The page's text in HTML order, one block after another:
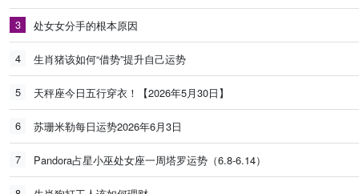
3 处女女分手的根本原因
4 生肖猪该如何“借势”提升自己运势
5 天秤座今日五行穿衣！【2026年5月30日】
6 苏珊米勒每日运势2026年6月3日
7 Pandora占星小巫处女座一周塔罗运势（6.8-6.14）